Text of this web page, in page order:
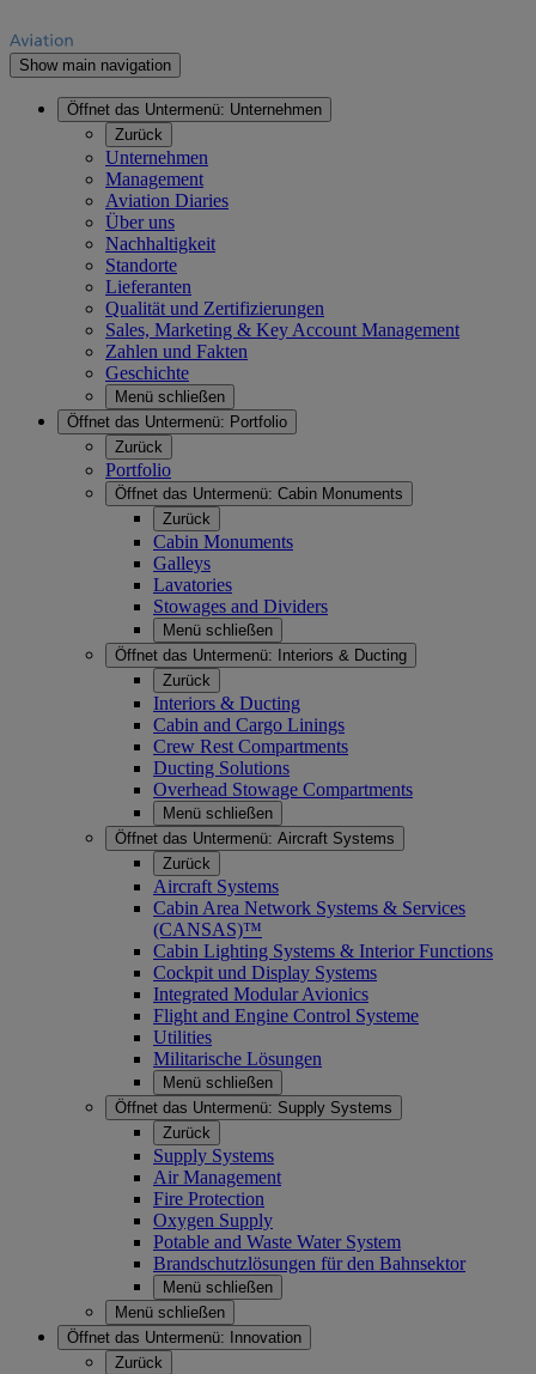
Show main navigation
Öffnet das Untermenü: Unternehmen
Zurück
Unternehmen
Management
Aviation Diaries
Über uns
Nachhaltigkeit
Standorte
Lieferanten
Qualität und Zertifizierungen
Sales, Marketing & Key Account Management
Zahlen und Fakten
Geschichte
Menü schließen
Öffnet das Untermenü: Portfolio
Zurück
Portfolio
Öffnet das Untermenü: Cabin Monuments
Zurück
Cabin Monuments
Galleys
Lavatories
Stowages and Dividers
Menü schließen
Öffnet das Untermenü:
Interiors & Ducting
Zurück
Interiors & Ducting
Cabin and Cargo Linings
Crew Rest Compartments
Ducting Solutions
Overhead Stowage Compartments
Menü schließen
Öffnet das Untermenü: Aircraft Systems
Zurück
Aircraft Systems
Cabin Area Network Systems & Services
(CANSAS)™
Cabin Lighting Systems & Interior Functions
Cockpit und Display Systems
Integrated Modular Avionics
Flight and Engine Control Systeme
Utilities
Militarische Lösungen
Menü schließen
Öffnet das Untermenü: Supply Systems
Zurück
Supply Systems
Air Management
Fire Protection
Oxygen Supply
Potable and Waste Water System
Brandschutzlösungen für den Bahnsektor
Menü schließen
Menü schließen
Öffnet das Untermenü:
Innovation
Zurück